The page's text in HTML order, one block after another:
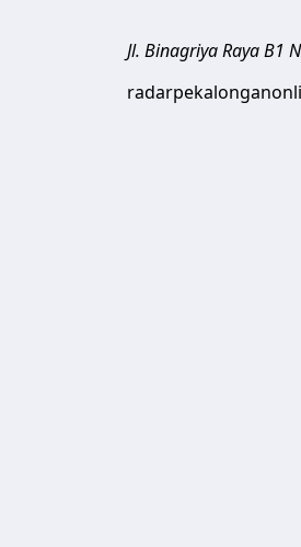
Jl. Binagriya Raya B1